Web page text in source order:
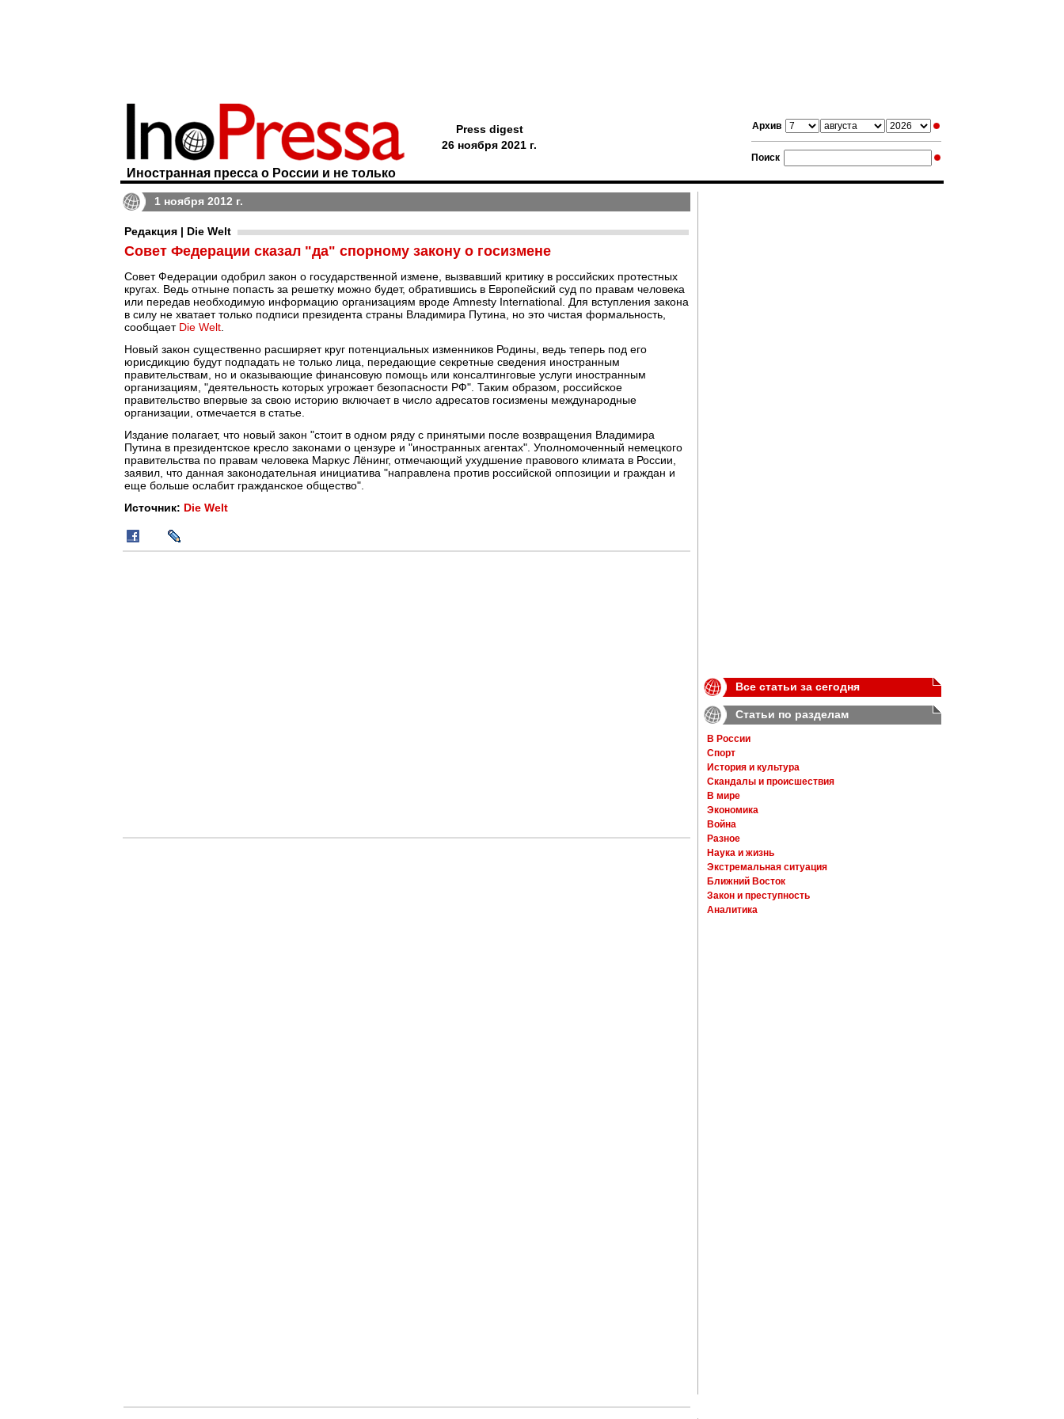
Архив
Поиск
Иностранная пресса о России и не только
Press digest
26 ноября 2021 г.
1 ноября 2012 г.
Редакция | Die Welt
Совет Федерации сказал "да" спорному закону о госизмене
Совет Федерации одобрил закон о государственной измене, вызвавший критику в российских протестных
кругах. Ведь отныне попасть за решетку можно будет, обратившись в Европейский суд по правам человека
или передав необходимую информацию организациям вроде Amnesty International. Для вступления закона
в силу не хватает только подписи президента страны Владимира Путина, но это чистая формальность,
сообщает Die Welt
Новый закон существенно расширяет круг потенциальных изменников Родины, ведь теперь под его
юрисдикцию будут подпадать не только лица, передающие секретные сведения иностранным
правительствам, но и оказывающие финансовую помощь или консалтинговые услуги иностранным
организациям, "деятельность которых угрожает безопасности РФ". Таким образом, российское
правительство впервые за свою историю включает в число адресатов госизмены международные
организации, отмечается в статье.
Издание полагает, что новый закон "стоит в одном ряду с принятыми после возвращения Владимира
Путина в президентское кресло законами о цензуре и "иностранных агентах". Уполномоченный немецкого
правительства по правам человека Маркус Лёнинг, отмечающий ухудшение правового климата в России,
заявил, что данная законодательная инициатива "направлена против российской оппозиции и граждан и
еще больше ослабит гражданское общество".
Источник: Die Welt
Все статьи за сегодня
Статьи по разделам
В России
Спорт
История и культура
Скандалы и происшествия
В мире
Экономика
Война
Разное
Наука и жизнь
Экстремальная ситуация
Ближний Восток
Закон и преступность
Аналитика